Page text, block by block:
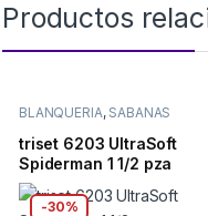
Productos
BLANQUERIA, SABANAS
triset 6203 UltraSoft
Spiderman 1 1/2 pza
-30%